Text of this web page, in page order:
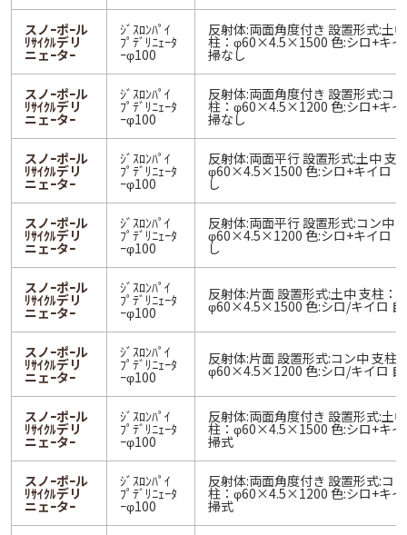
スノｰポｰル
ﾘｻｲｸﾙデリ
ニェｰタｰ
ｼﾞｽﾛﾝﾊﾟｲ
ﾌﾟﾃﾞﾘﾆｪｰﾀ
ｰφ100
反射体:両面角度付き 設置形式:土
柱：φ60×4.5×1500 色:シロ+キイ
掃なし
スノｰポｰル
ﾘｻｲｸﾙデリ
ニェｰタｰ
ｼﾞｽﾛﾝﾊﾟｲ
ﾌﾟﾃﾞﾘﾆｪｰﾀ
ｰφ100
反射体:両面角度付き 設置形式:コ
柱：φ60×4.5×1200 色:シロ+キイ
掃なし
スノｰポｰル
ﾘｻｲｸﾙデリ
ニェｰタｰ
ｼﾞｽﾛﾝﾊﾟｲ
ﾌﾟﾃﾞﾘﾆｪｰﾀ
ｰφ100
反射体:両面平行 設置形式:土中 支
φ60×4.5×1500 色:シロ+キイロ
し
スノｰポｰル
ﾘｻｲｸﾙデリ
ニェｰタｰ
ｼﾞｽﾛﾝﾊﾟｲ
ﾌﾟﾃﾞﾘﾆｪｰﾀ
ｰφ100
反射体:両面平行 設置形式:コン中
φ60×4.5×1200 色:シロ+キイロ
し
スノｰポｰル
ﾘｻｲｸﾙデリ
ニェｰタｰ
ｼﾞｽﾛﾝﾊﾟｲ
ﾌﾟﾃﾞﾘﾆｪｰﾀ
ｰφ100
反射体:片面 設置形式:土中 支柱：
φ60×4.5×1500 色:シロ/キイロ 自
スノｰポｰル
ﾘｻｲｸﾙデリ
ニェｰタｰ
ｼﾞｽﾛﾝﾊﾟｲ
ﾌﾟﾃﾞﾘﾆｪｰﾀ
ｰφ100
反射体:片面 設置形式:コン中 支柱
φ60×4.5×1200 色:シロ/キイロ 自
スノｰポｰル
ﾘｻｲｸﾙデリ
ニェｰタｰ
ｼﾞｽﾛﾝﾊﾟｲ
ﾌﾟﾃﾞﾘﾆｪｰﾀ
ｰφ100
反射体:両面角度付き 設置形式:土
柱：φ60×4.5×1500 色:シロ+キイ
掃式
スノｰポｰル
ﾘｻｲｸﾙデリ
ニェｰタｰ
ｼﾞｽﾛﾝﾊﾟｲ
ﾌﾟﾃﾞﾘﾆｪｰﾀ
ｰφ100
反射体:両面角度付き 設置形式:コ
柱：φ60×4.5×1200 色:シロ+キイ
掃式